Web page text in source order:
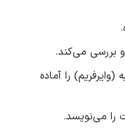
و بررسی می‌کند.
را آماده
را می‌نویسد.